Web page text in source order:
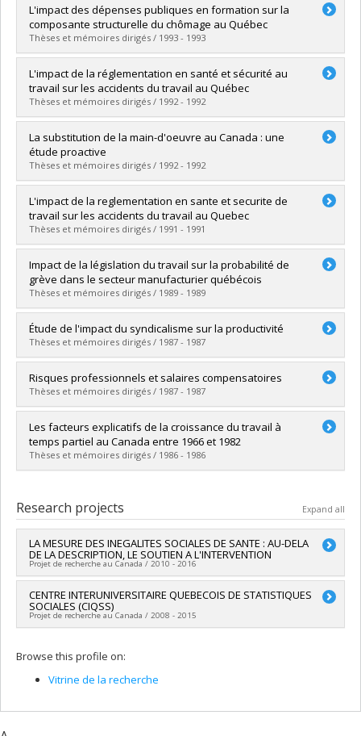
Graduate :Lemay, Patrick
Cycle :Master's
Grade :M. Sc.
Lien vers le document dans Papyrus
L'impact des dépenses publiques en formation sur la
composante structurelle du chômage au Québec
Thèses et mémoires dirigés / 1993 - 1993
Graduate :Bérard, Elaine
Cycle : Master's
Grade :M. Sc.
Lien vers le document dans Papyrus
L'impact de la réglementation en santé et sécurité au
travail sur les accidents du travail au Québec
Thèses et mémoires dirigés / 1992 - 1992
Graduate :Girard, Sandra
Cycle :Master's
Grade :M. Sc.
Lien vers le document dans Papyrus
La substitution de la main-d'oeuvre au Canada : une
étude proactive
Thèses et mémoires dirigés / 1992 - 1992
Graduate :Bouchard, Bruno
Cycle : Master's
Grade :M. Sc.
Lien vers le document dans Papyrus
L'impact de la reglementation en sante et securite de
travail sur les accidents du travail au Quebec
Thèses et mémoires dirigés / 1991 - 1991
Graduate : Girard, Sandra
Cycle :Master's
Grade :M. Sc.
Lien vers le document dans Papyrus
Impact de la législation du travail sur la probabilité de
grève dans le secteur manufacturier québécois
Thèses et mémoires dirigés / 1989 - 1989
Graduate :Lambert, Bertrand
Cycle : Master's
Grade :M. Sc.
Lien vers le document dans Papyrus
Étude de l'impact du syndicalisme sur la productivité
Thèses et mémoires dirigés / 1987 - 1987
Graduate :Létourneau, Yves
Cycle : Master's
Grade :M. Sc.
Lien vers le document dans Papyrus
Risques professionnels et salaires compensatoires
Thèses et mémoires dirigés / 1987 - 1987
Graduate :Fernet, Maryse
Cycle : Master's
Grade :M. Sc.
Lien vers le document dans Papyrus
Les facteurs explicatifs de la croissance du travail à
temps partiel au Canada entre 1966 et 1982
Thèses et mémoires dirigés / 1986 - 1986
Cycle :Master's
Grade :M. Sc.
Lien vers le document dans Papyrus
Research projects Expand all
LA MESURE DES INEGALITES SOCIALES DE SANTE : AU-DELA
DE LA DESCRIPTION, LE SOUTIEN A L'INTERVENTION
Projet de recherche au Canada / 2010 - 2016
Lead researcher :Marie-France Raynault
Co-researchers :Louise Fournier ,
Rossignol
Rossignol,Jérôme Martinez
Société et culture (FQRSC)
générique
CENTRE INTERUNIVERSITAIRE QUEBECOIS DE STATISTIQUES
SOCIALES (CIQSS)
Projet de recherche au Canada / 2008 - 2015
Co-researchers : Jean Renaud
Bourbeau,Andrée Demers
Browse this profile on:
Vitrine de la recherche